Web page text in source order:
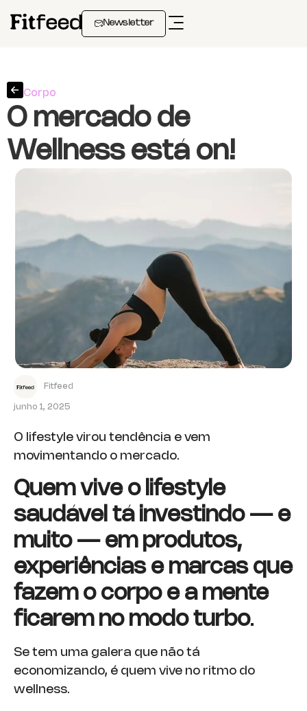
Newsletter
Corpo
O mercado de
Wellness está on!
Fitfeed
junho 1, 2025
O lifestyle virou tendência e vem
movimentando o mercado.
Quem vive o lifestyle
saudável tá investindo — e
muito — em produtos,
experiências e marcas que
fazem o corpo e a mente
ficarem no modo turbo.
Se tem uma galera que não tá
economizando, é quem vive no ritmo do
wellness.